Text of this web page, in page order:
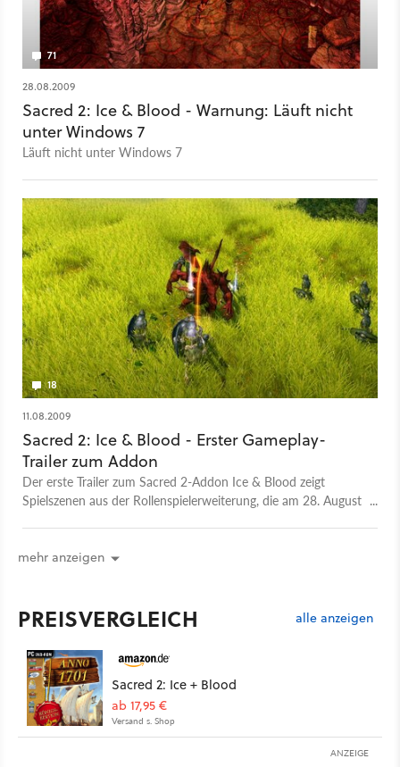
71
28.08.2009
Sacred 2: Ice & Blood - Warnung: Läuft nicht
unter Windows 7
Läuft nicht unter Windows 7
18
11.08.2009
Sacred 2: Ice & Blood - Erster Gameplay-
Trailer zum Addon
Der erste Trailer zum Sacred 2-Addon Ice & Blood zeigt
Spielszenen aus der Rollenspielerweiterung, die am 28. August
mehr anzeigen
PREISVERGLEICH alle anzeigen
Sacred 2: Ice + Blood
ab 17,95 €
Versand s. Shop
ANZEIGE